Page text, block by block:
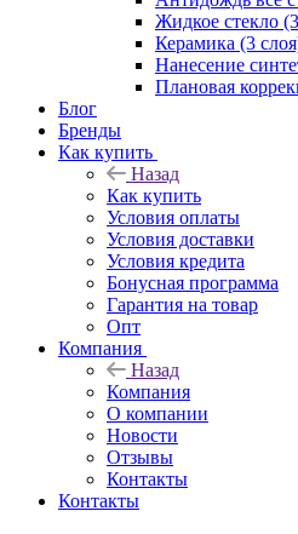
Жидкое стекло
Керамика (3
Нанесение
Плановая
Блог
Бренды
Как купить
Назад
Как купить
Условия оплаты
Условия доставки
Условия кредита
Бонусная программа
Гарантия на товар
Опт
Компания
Назад
Компания
О компании
Новости
Отзывы
Контакты
Контакты